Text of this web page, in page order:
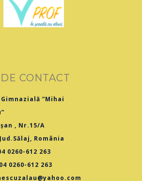
CONTACT
”Mihai
, Nr.15/A
România
0260-612 263
0260-612 263